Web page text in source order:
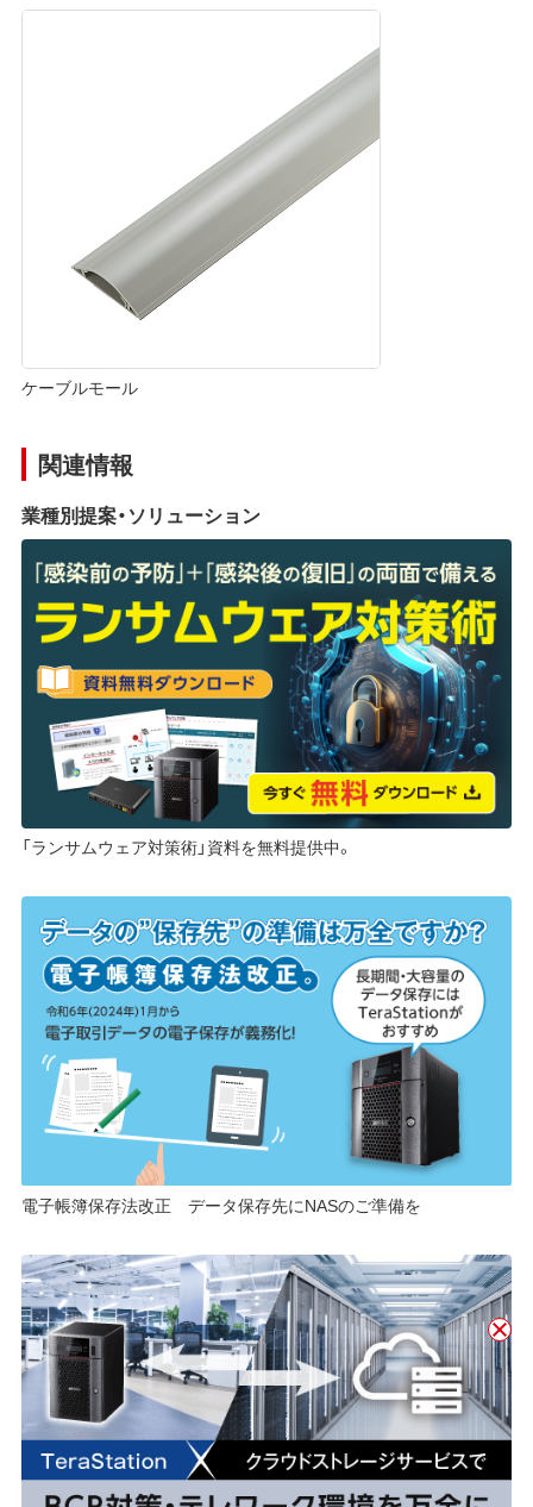
ケーブルモール
関連情報
業種別提案・ソリューション
「ランサムウェア対策術」資料を無料提供中。
電子帳簿保存法改正 データ保存先にNASのご準備を